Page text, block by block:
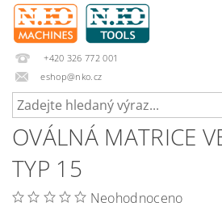
+420 326 772 001
eshop@nko.cz
OVÁLNÁ MATRICE
TYP 15
Neohodnoceno